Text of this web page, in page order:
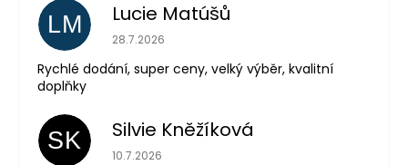
LM Lucie Matúšů
Hodnocení obchodu je 5 z 5 hvězdiček.
28.7.2026
Rychlé dodání, super ceny, velký výběr, kvalitní
doplňky
SK Silvie Kněžíková
Hodnocení obchodu je 5 z 5 hvězdiček.
10.7.2026